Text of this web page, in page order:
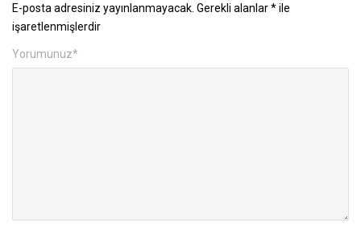
E-posta adresiniz yayınlanmayacak. Gerekli alanlar*ile
işaretlenmişlerdir
Yorumunuz*